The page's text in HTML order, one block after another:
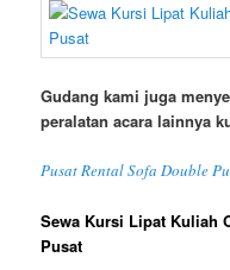
Gudang kami juga
peralatan acara lainnya
Pusat Rental Sofa Double
Sewa Kursi Lipat Kuliah
Pusat